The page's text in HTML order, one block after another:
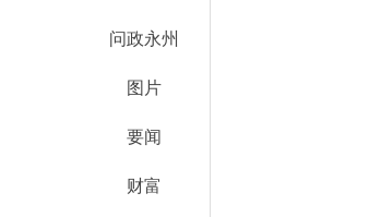
问政永州
图片
要闻
财富